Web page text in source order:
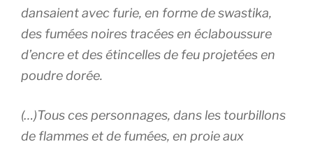
dansaient avec furie, en forme de swastika,
des fumées noires tracées en éclaboussure
d’encre et des étincelles de feu projetées en
poudre dorée.
(…)Tous ces personnages, dans les tourbillons
de flammes et de fumées, en proie aux